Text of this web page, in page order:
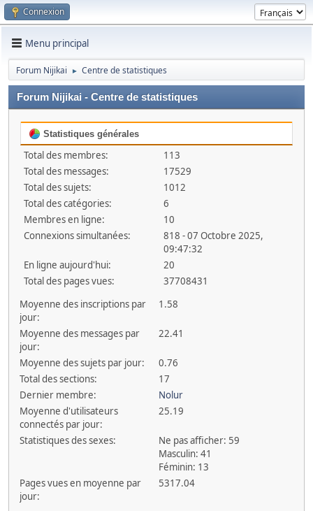
Connexion
Menu principal
Forum Nijikai ► Centre de statistiques
Forum Nijikai - Centre de statistiques
Statistiques générales
Total des membres:
113
Total des messages:
17529
Total des sujets:
1012
Total des catégories:
6
Membres en ligne:
10
Connexions simultanées:
818 - 07 Octobre 2025,
09:47:32
En ligne aujourd'hui:
20
Total des pages vues:
37708431
Moyenne des inscriptions par
jour:
1.58
Moyenne des messages par
jour:
22.41
Moyenne des sujets par jour:
0.76
Total des sections:
17
Dernier membre:
Nolur
Moyenne d'utilisateurs
connectés par jour:
25.19
Statistiques des sexes:
Ne pas afficher: 59
Masculin: 41
Féminin: 13
Pages vues en moyenne par
jour:
5317.04